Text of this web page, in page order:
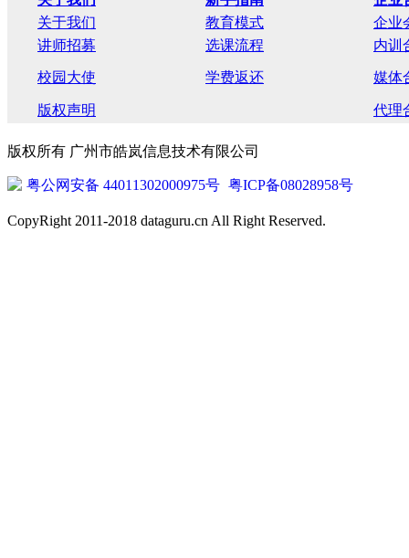
关于我们
教育模式
企业
讲师招募
选课流程 内训
校园大使 学费返还 媒体
版权声明 代理
版权所有 广州市皓岚信息技术有限公司
粤公网安备 44011302000975号 粤ICP备08028958号
CopyRight 2011-2018 dataguru.cn All Right Reserved.